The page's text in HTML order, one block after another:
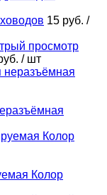
15 руб. /
просмотр
/ шт
Колор